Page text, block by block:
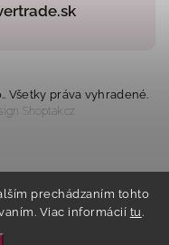
prechádzaním tohto
Viac informácií tu.
. Všetky práva vyhradené.
Shoptak.cz